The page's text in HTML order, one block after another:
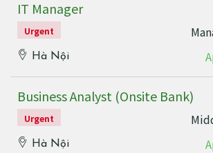
IT Manager
Urgent
Hà Nội
Business Analyst (Onsite Bank)
Urgent
Hà Nội